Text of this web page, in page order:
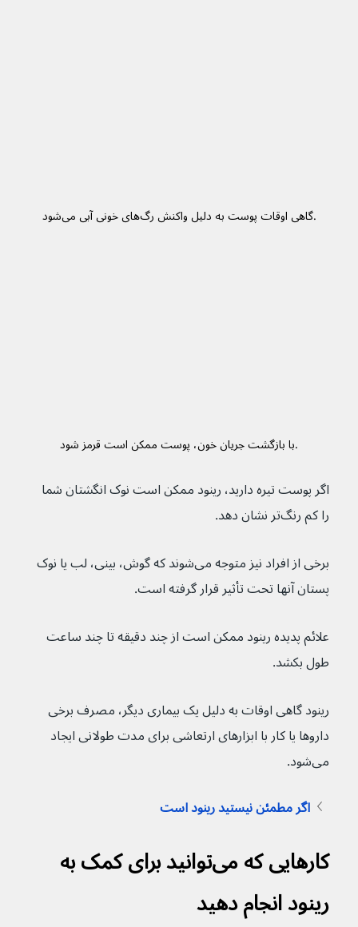
گاهی اوقات پوست به دلیل واکنش رگ‌های خونی آبی می‌شود.
با بازگشت جریان خون، پوست ممکن است قرمز شود.
اگر پوست تیره دارید، رینود ممکن است نوک انگشتان شما
را کم رنگ‌تر نشان دهد.
برخی از افراد نیز متوجه می‌شوند که گوش، بینی، لب یا نوک
پستان آنها تحت تأثیر قرار گرفته است.
علائم پدیده رینود ممکن است از چند دقیقه تا چند ساعت
طول بکشد.
رینود گاهی اوقات به دلیل یک بیماری دیگر، مصرف برخی
داروها یا کار با ابزارهای ارتعاشی برای مدت طولانی ایجاد
می‌شود.
اگر مطمئن نیستید رینود است
کارهایی که می‌توانید برای کمک به
رینود انجام دهید